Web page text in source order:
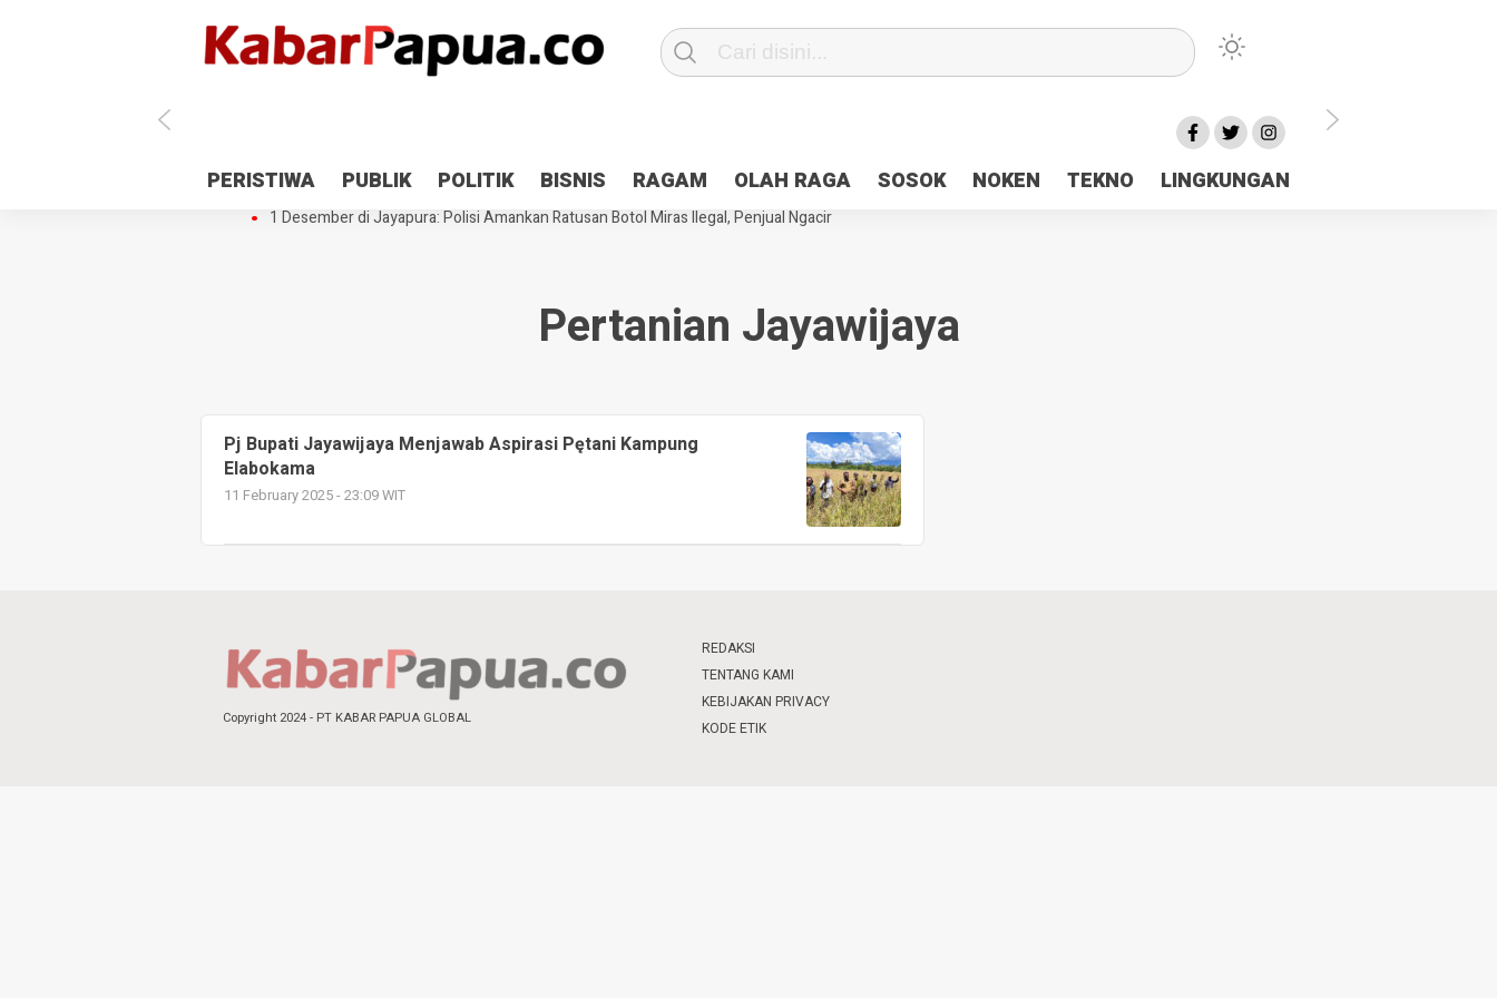
PERISTIWA PUBLIK POLITIK BISNIS RAGAM OLAH RAGA SOSOK NOKEN TEKNO LINGKUNGAN
Antisipasi 1 Desember, TNI Polri Patroli 2×24 jam di Kota Jayapura
Pesan Sejuk Polri di Deklarasi Pemilu Ceria Tanah Papua
Gedung Perpustakaan SMPN 5 Sentani Terbakar
Hibah Pilkada Jayapura Cair 10 Persen, Deposit Kas Daerah Rp23 Miliar Disorot
1 Desember di Jayapura: Polisi Amankan Ratusan Botol Miras Ilegal, Penjual Ngacir
Pertanian Jayawijaya
Pj Bupati Jayawijaya Menjawab Aspirasi Pętani Kampung
Elabokama
11 February 2025 - 23:09 WIT
Copyright 2024 - PT KABAR PAPUA GLOBAL
REDAKSI
TENTANG KAMI
KEBIJAKAN PRIVACY
KODE ETIK